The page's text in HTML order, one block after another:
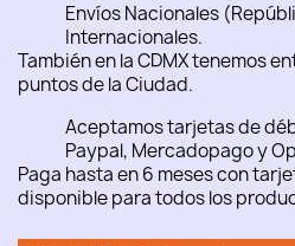
Envíos Nacionales
Internacionales.
También en la CDMX tenemos
puntos de la Ciudad.
Aceptamos tarjetas de
Paypal, Mercadopago y
Paga hasta en 6 meses con
disponible para todos los